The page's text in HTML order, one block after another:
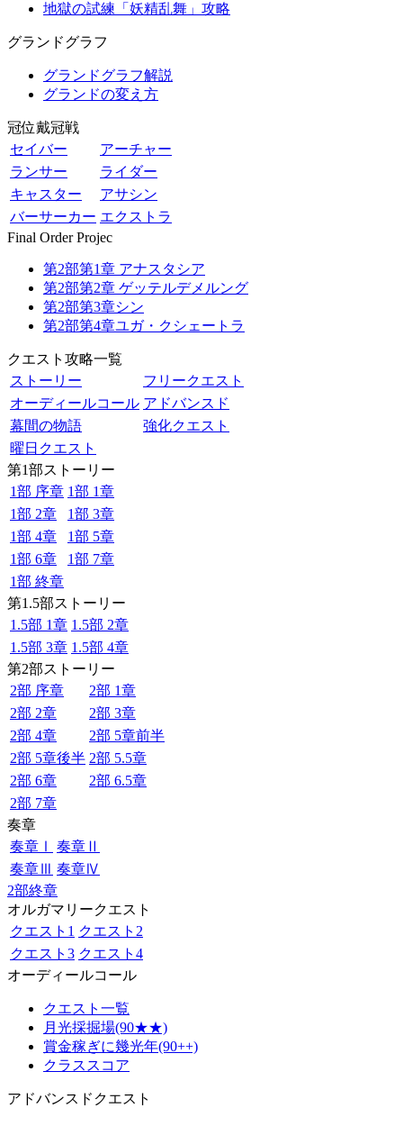
地獄の試練「妖精乱舞」攻略
グランドグラフ
グランドグラフ解説
グランドの変え方
冠位戴冠戦
セイバー
アーチャー
ランサー
ライダー
キャスター
アサシン
バーサーカー エクストラ
Final Order Projec
第2部第1章 アナスタシア
第2部第2章 ゲッテルデメルング
第2部第3章シン
第2部第4章ユガ・クシェートラ
クエスト攻略一覧
ストーリー
フリークエスト
オーディールコール アドバンスド
幕間の物語
強化クエスト
曜日クエスト
第1部ストーリー
1部 序章 1部 1章
1部 2章
1部 3章
1部 4章
1部 5章
1部 6章
1部 7章
1部 終章
第1.5部ストーリー
1.5部 1章 1.5部 2章
1.5部 3章 1.5部 4章
第2部ストーリー
2部 序章
2部 1章
2部 2章
2部 3章
2部 4章
2部 5章前半
2部 5章後半 2部 5.5章
2部 6章
2部 6.5章
2部 7章
奏章
奏章Ⅰ
奏章Ⅱ
奏章Ⅲ 奏章Ⅳ
2部終章
オルガマリークエスト
クエスト1 クエスト2
クエスト3 クエスト4
オーディールコール
クエスト一覧
月光採掘場(90★★)
賞金稼ぎに幾光年(90++)
クラススコア
アドバンスドクエスト